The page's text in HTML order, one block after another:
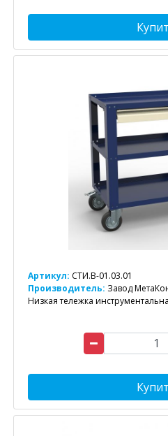
Артикул: СТИ.В-01.03.01
Производитель: Завод
Низкая тележка